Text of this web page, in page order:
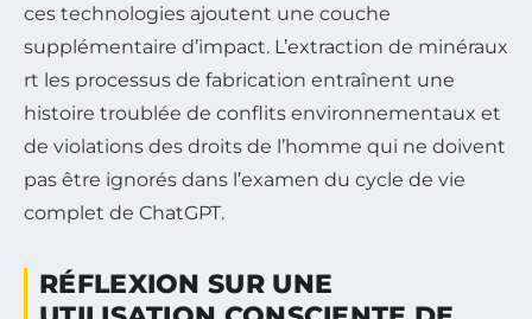
ces technologies ajoutent une couche
supplémentaire d’impact. L’extraction de minéraux
rt les processus de fabrication entraînent une
histoire troublée de conflits environnementaux et
de violations des droits de l’homme qui ne doivent
pas être ignorés dans l’examen du cycle de vie
complet de ChatGPT.
RÉFLEXION SUR UNE